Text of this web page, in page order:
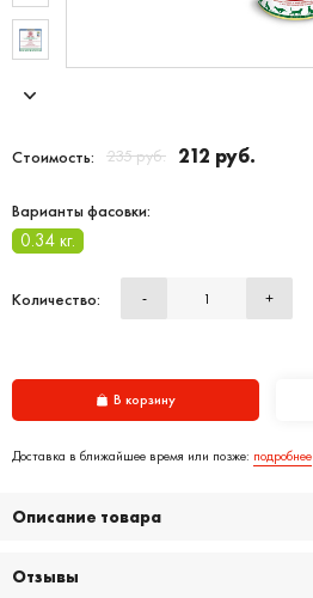
Стоимость: 235 руб. 212 руб.
Варианты фасовки:
0.34 кг.
Количество: - +
В корзину
Доставка в ближайшее время или позже: подробнее
Описание товара
Отзывы